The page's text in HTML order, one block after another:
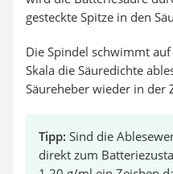
gesteckte Spitze in den
Die Spindel schwimmt
Skala die Säuredichte
Säureheber wieder in der
Tipp: Sind die
direkt zum